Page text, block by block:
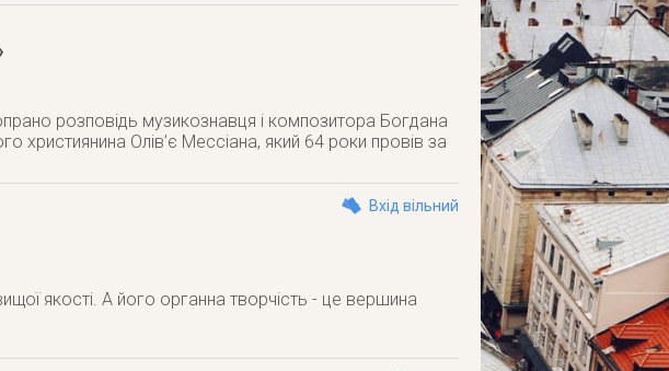
розповідь музикознавця і композитора Богдана
Олів’є Мессіана, який 64 роки провів за
Вхід вільний
якості. А його органна творчість - це вершина